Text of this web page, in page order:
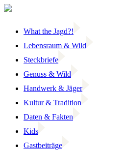
Zum
What the Jagd?!
Lebensraum & Wild
Steckbriefe
Genuss & Wild
Handwerk & Jäger
Kultur & Tradition
Daten & Fakten
Kids
Gastbeiträge